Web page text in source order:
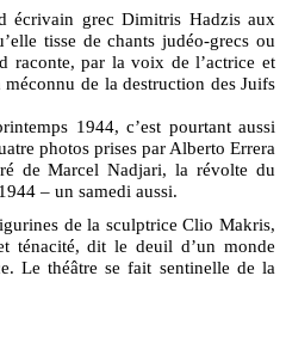
écrivain grec Dimitris Hadzis aux
tisse de chants judéo-grecs ou
raconte, par la voix de l’actrice et
de la destruction des Juifs
1944, c’est pourtant aussi
photos prises par Alberto Errera
de Marcel Nadjari, la révolte du
– un samedi aussi.
de la sculptrice Clio Makris,
ténacité, dit le deuil d’un monde
Le théâtre se fait sentinelle de la